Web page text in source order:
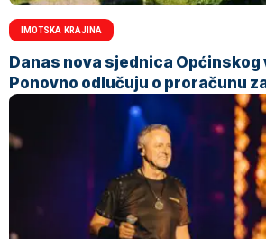
IMOTSKA KRAJINA
Danas nova sjednica Općinskog
Ponovno odlučuju o proračunu